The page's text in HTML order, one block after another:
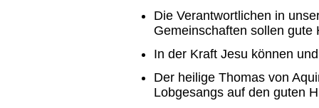
Die Verantwortlichen in
Gemeinschaften sollen gute
In der Kraft Jesu können
Der heilige Thomas von
Lobgesangs auf den guten